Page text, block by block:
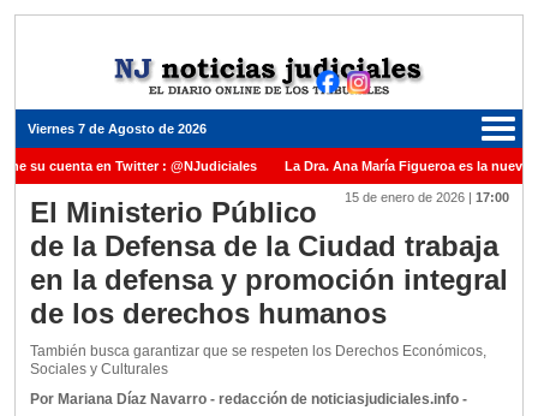
Viernes 7 de Agosto de 2026
su cuenta en Twitter : @NJudiciales La Dra. Ana María Figueroa es la nueva
Justicia de la Nación una medalla al Dr. Raul Zaffaroni en reconocimiento por su
Carles para cubrir vacante en la Corte Suprema de Justicia de la Nación
ante el Juez Daniel Rafecas
15 de enero de 2026 | 17:00
El Ministerio Público
de la Defensa de la Ciudad trabaja
en la defensa y promoción integral
de los derechos humanos
También busca garantizar que se respeten los Derechos Económicos,
Sociales y Culturales
Por Mariana Díaz Navarro - redacción de noticiasjudiciales.info -